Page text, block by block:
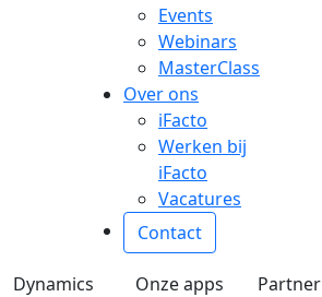
Events
Webinars
MasterClass
Over ons
iFacto
Werken bij
iFacto
Vacatures
Contact
Dynamics
Onze apps
Partner